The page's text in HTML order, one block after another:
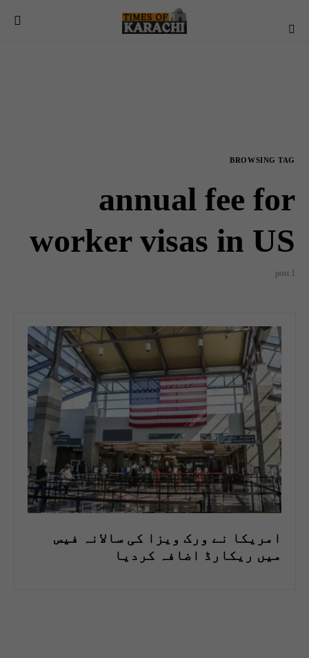
BROWSING TAG
annual fee for
worker visas in US
1 post
امریکا نے ورک ویزا کی سالانہ فیس
میں ریکارڈ اضافہ کردیا